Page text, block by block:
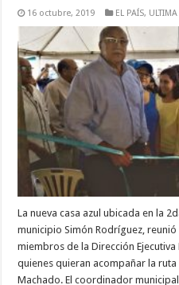
16 octubre, 2019 EL PAÍS,
La nueva casa azul ubicada en la
municipio Simón Rodríguez,
miembros de la Dirección
quienes quieran acompañar la
Machado. El coordinador